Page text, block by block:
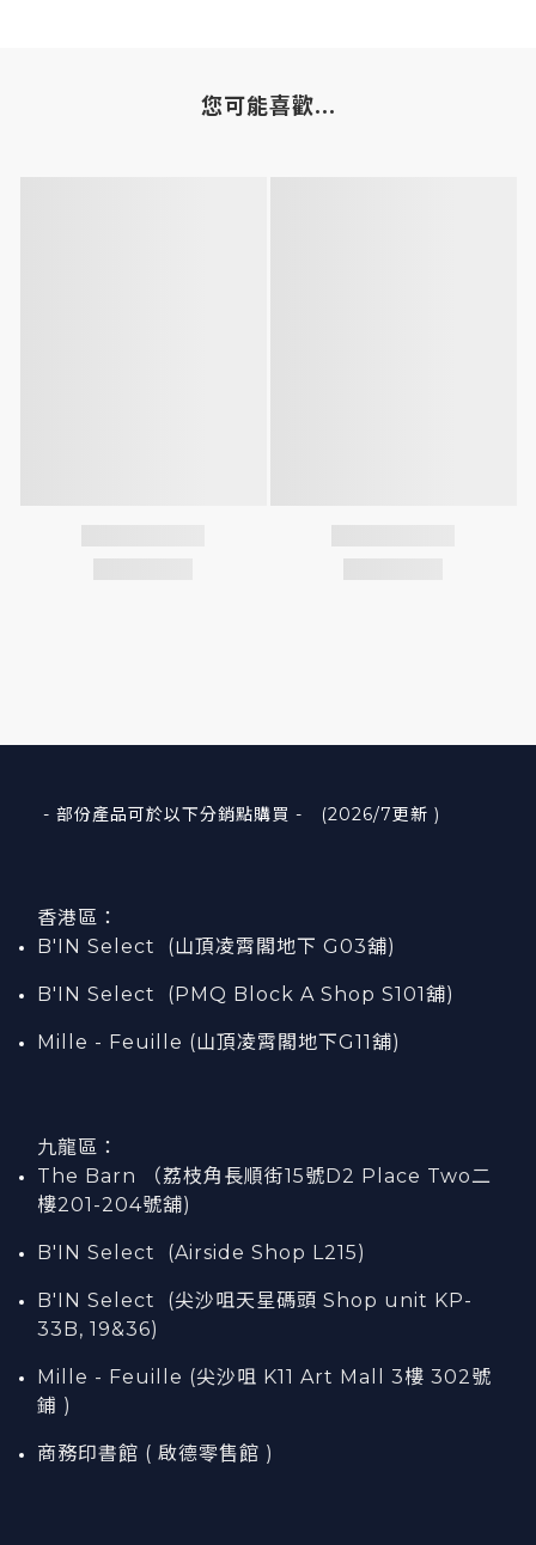
您可能喜歡...
- 部份產品可於以下分銷點購買 - (2026/7更新 )
香港區：
B'IN Select (山頂凌霄閣地下 G03舖)
B'IN Select (PMQ Block A Shop S101舖)
Mille - Feuille (山頂凌霄閣地下G11舖)
九龍區：
The Barn （荔枝角長順街15號D2 Place Two二
樓201-204號舖)
B'IN Select (Airside Shop L215)
B'IN Select (尖沙咀天星碼頭 Shop unit KP-
33B, 19&36)
Mille - Feuille (尖沙咀 K11 Art Mall 3樓 302號
鋪 )
商務印書館 ( 啟德零售館 )